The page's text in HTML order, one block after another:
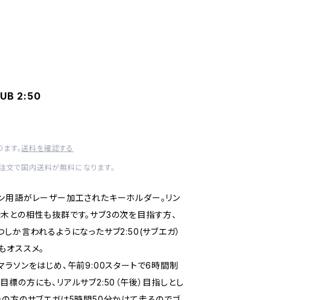
2:50
す。送料を確認する
で国内送料が無料になります。
用語がレーザー加工されたキーホルダー。リン
との相性も抜群です。サブ3の次を目指す方、
しか言われるようになったサブ2:50(サブエガ）
オススメ。
ラソンをはじめ、午前9:00スタートで6時間制
標の方にも、リアルサブ2:50（午後）目指しとし